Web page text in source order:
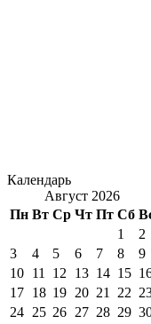
Календарь
Август 2026
Пн Вт Ср Чт Пт Сб
1
2
3
4 5 6 7 8
9
10 11 12 13 14 15
17 18 19 20 21 22
24 25 26 27 28 29